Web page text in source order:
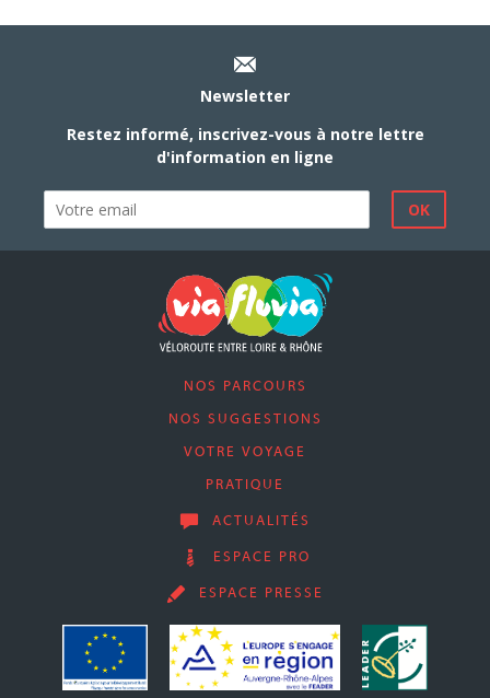
Newsletter
Restez informé, inscrivez-vous à notre lettre
d'information en ligne
NOS PARCOURS
NOS SUGGESTIONS
VOTRE VOYAGE
PRATIQUE
ACTUALITÉS
ESPACE PRO
ESPACE PRESSE